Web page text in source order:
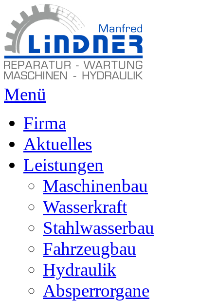
Menü
Firma
Aktuelles
Leistungen
Maschinenbau
Wasserkraft
Stahlwasserbau
Fahrzeugbau
Hydraulik
Absperrorgane